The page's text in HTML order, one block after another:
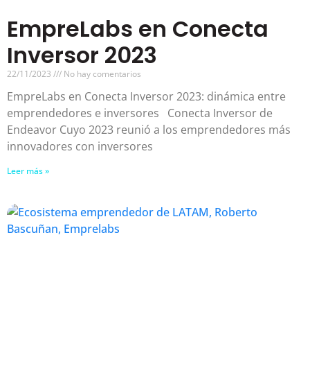
EmpreLabs en Conecta
Inversor 2023
22/11/2023 No hay comentarios
EmpreLabs en Conecta Inversor 2023: dinámica entre
emprendedores e inversores Conecta Inversor de
Endeavor Cuyo 2023 reunió a los emprendedores más
innovadores con inversores
Leer más »